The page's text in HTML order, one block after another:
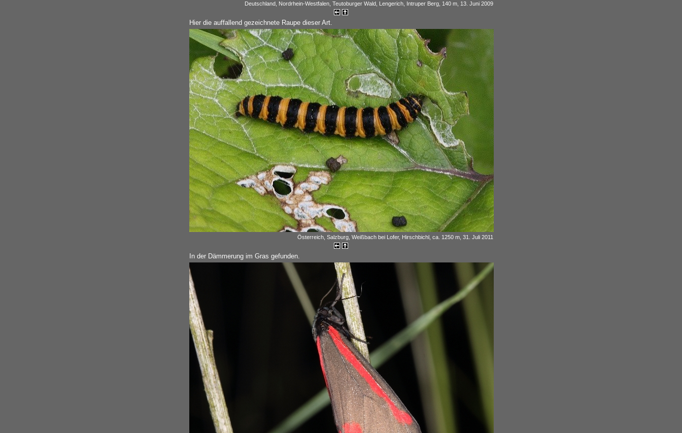
Deutschland, Nordrhein-Westfalen, Teutoburger Wald, Lengerich, Intruper Berg, 140 m, 13. Juni 2009
Hier die auffallend gezeichnete Raupe dieser Art.
Österreich, Salzburg, Weißbach bei Lofer, Hirschbichl, ca. 1250 m, 31. Juli 2011
In der Dämmerung im Gras gefunden.